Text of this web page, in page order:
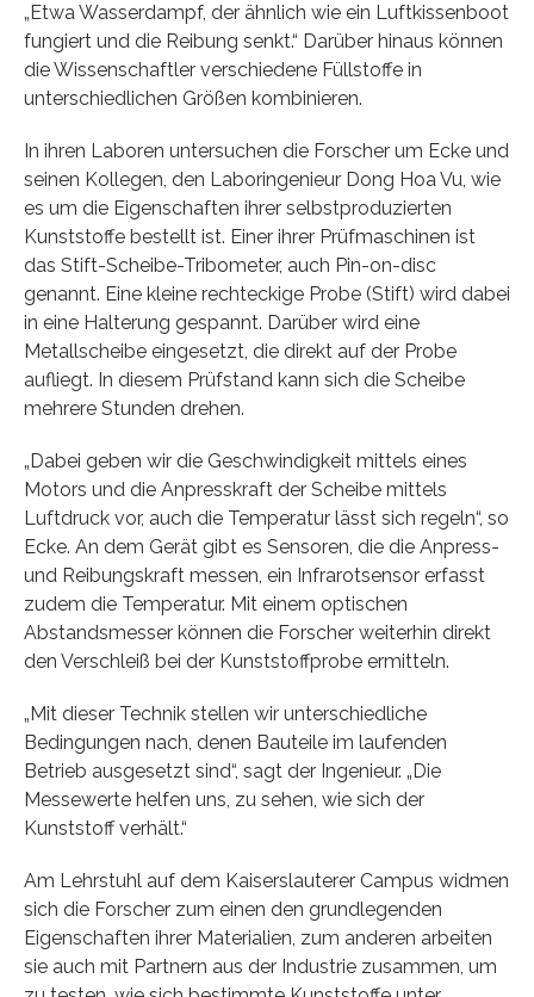
„Etwa Wasserdampf, der ähnlich wie ein Luftkissenboot
fungiert und die Reibung senkt.“ Darüber hinaus können
die Wissenschaftler verschiedene Füllstoffe in
unterschiedlichen Größen kombinieren.
In ihren Laboren untersuchen die Forscher um Ecke und
seinen Kollegen, den Laboringenieur Dong Hoa Vu, wie
es um die Eigenschaften ihrer selbstproduzierten
Kunststoffe bestellt ist. Einer ihrer Prüfmaschinen ist
das Stift-Scheibe-Tribometer, auch Pin-on-disc
genannt. Eine kleine rechteckige Probe (Stift) wird dabei
in eine Halterung gespannt. Darüber wird eine
Metallscheibe eingesetzt, die direkt auf der Probe
aufliegt. In diesem Prüfstand kann sich die Scheibe
mehrere Stunden drehen.
„Dabei geben wir die Geschwindigkeit mittels eines
Motors und die Anpresskraft der Scheibe mittels
Luftdruck vor, auch die Temperatur lässt sich regeln“, so
Ecke. An dem Gerät gibt es Sensoren, die die Anpress-
und Reibungskraft messen, ein Infrarotsensor erfasst
zudem die Temperatur. Mit einem optischen
Abstandsmesser können die Forscher weiterhin direkt
den Verschleiß bei der Kunststoffprobe ermitteln.
„Mit dieser Technik stellen wir unterschiedliche
Bedingungen nach, denen Bauteile im laufenden
Betrieb ausgesetzt sind“, sagt der Ingenieur. „Die
Messewerte helfen uns, zu sehen, wie sich der
Kunststoff verhält.“
Am Lehrstuhl auf dem Kaiserslauterer Campus widmen
sich die Forscher zum einen den grundlegenden
Eigenschaften ihrer Materialien, zum anderen arbeiten
sie auch mit Partnern aus der Industrie zusammen, um